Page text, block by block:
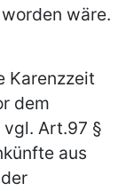
wäre.
Karenzzeit
dem
vgl. Art.97 §
aus